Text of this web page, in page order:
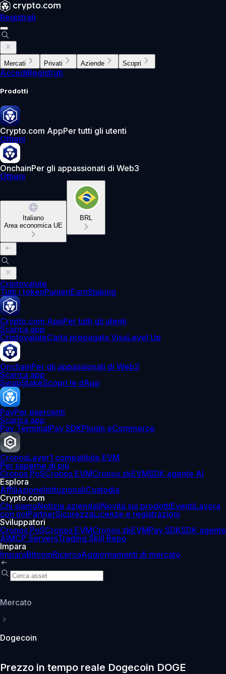
Registrati
Mercati Privati Aziende Scopri
AccediRegistrati
Prodotti
Crypto.com AppPer tutti gli utenti
Ottieni
OnchainPer gli appassionati di Web3
Ottieni
Italiano
Area economica UE
BRL
Criptovalute
Tutti i tokenPanieriEarnStaking
Crypto.com AppPer tutti gli utenti
Scarica app
CriptovaluteCarta prepagata VisaLevel Up
OnchainPer gli appassionati di Web3
Scarica app
SwapStakeScopri le dApp
PayPer esercenti
Scarica app
Pay TerminalPay SDKPlugin eCommerce
CronosLayer1 compatibile EVM
Per saperne di più
Cronos PoSCronos EVMCronos zkEVMSDK agente AI
Esplora
AffiliazioneIstituzionaliCustodia
Crypto.com
Chi siamoNotizie aziendaliNovità sui prodottiEventiLavora
con noiPartnerSicurezzaLicenze e registrazioni
Sviluppatori
Cronos PoSCronos EVMCronos zkEVMPay SDKSDK agente
AIMCP ServersTrading Skill Repo
Impara
ImparaBitcoinRicercaAggiornamenti di mercato
Mercato
Dogecoin
Prezzo in tempo reale Dogecoin DOGE